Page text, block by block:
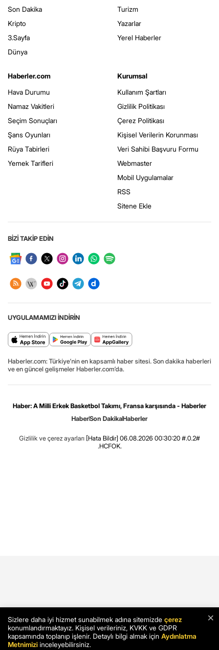
Son Dakika
Kripto
3.Sayfa
Dünya
Turizm
Yazarlar
Yerel Haberler
Haberler.com
Hava Durumu
Namaz Vakitleri
Seçim Sonuçları
Şans Oyunları
Rüya Tabirleri
Yemek Tarifleri
Kurumsal
Kullanım Şartları
Gizlilik Politikası
Çerez Politikası
Kişisel Verilerin Korunması
Veri Sahibi Başvuru Formu
Webmaster
Mobil Uygulamalar
RSS
Sitene Ekle
BİZİ TAKİP EDİN
UYGULAMAMIZI İNDİRİN
Haberler.com: Türkiye’nin en kapsamlı haber sitesi. Son dakika haberleri
ve en güncel gelişmeler Haberler.com’da.
Haber: A Milli Erkek Basketbol Takımı, Fransa karşısında - Haberler
HaberSon DakikaHaberler
Gizlilik ve çerez ayarları [Hata Bildir] 06.08.2026 00:30:20 #.0.2#
.HCFOK.
×
Sizlere daha iyi hizmet sunabilmek adına sitemizde çerez
konumlandırmaktayız. Kişisel verileriniz, KVKK ve GDPR
kapsamında toplanıp işlenir. Detaylı bilgi almak için Aydınlatma
Metnimizi inceleyebilirsiniz.